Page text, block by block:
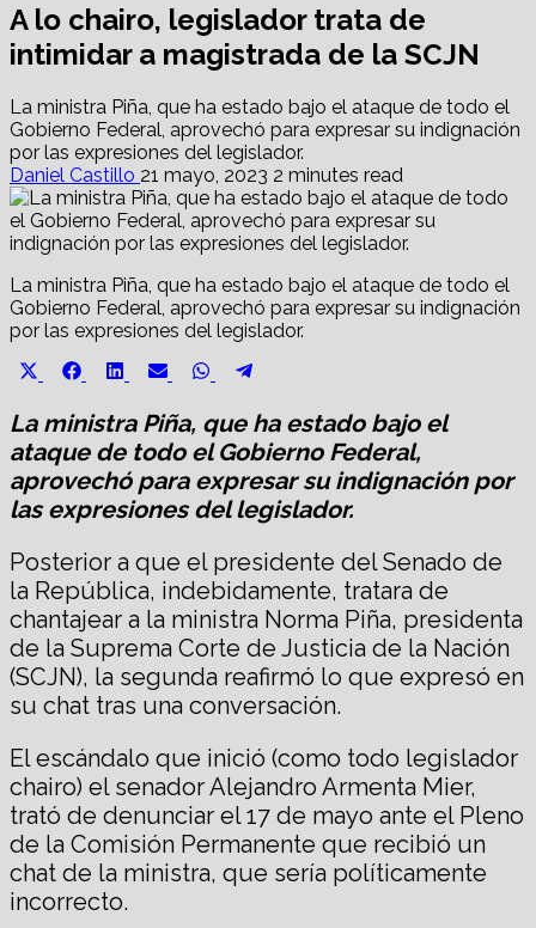
A lo chairo, legislador trata de
intimidar a magistrada de la SCJN
La ministra Piña, que ha estado bajo el ataque de todo el
Gobierno Federal, aprovechó para expresar su indignación
por las expresiones del legislador.
Daniel Castillo 21 mayo, 2023 2 minutes read
La ministra Piña, que ha estado bajo el ataque de todo el
Gobierno Federal, aprovechó para expresar su indignación
por las expresiones del legislador.
Share
Share
Facebook
Share
LinkedIn
Share
Email
Share
WhatsApp
La ministra Piña, que ha estado bajo el
ataque de todo el Gobierno Federal,
aprovechó para expresar su indignación por
las expresiones del legislador.
Posterior a que el presidente del Senado de
la República, indebidamente, tratara de
chantajear a la ministra Norma Piña, presidenta
de la Suprema Corte de Justicia de la Nación
(SCJN), la segunda reafirmó lo que expresó en
su chat tras una conversación.
El escándalo que inició (como todo legislador
chairo) el senador Alejandro Armenta Mier,
trató de denunciar el 17 de mayo ante el Pleno
de la Comisión Permanente que recibió un
chat de la ministra, que sería políticamente
incorrecto.